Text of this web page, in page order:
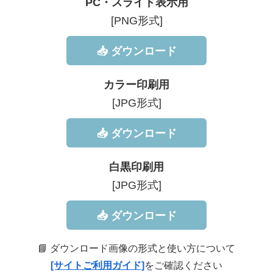
PC・スライド表示用
[PNG形式]
📥 ダウンロード
カラー印刷用
[JPG形式]
📥 ダウンロード
白黒印刷用
[JPG形式]
📥 ダウンロード
📘 ダウンロード画像の形式と使い方について
[サイトご利用ガイド] をご確認ください